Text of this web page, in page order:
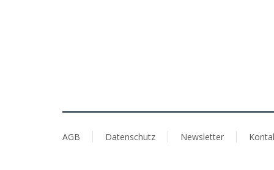
AGB Datenschutz Newsletter